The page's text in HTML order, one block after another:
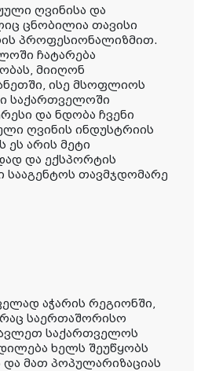
ღვინისა და
ცნობილია თავისი
პროფესიონალიზმით.
ჩატარება
მიიღონ
ისე მსოფლიოს
საქართველოში
და ნდობა ჩვენი
ღვინის ინდუსტრიის
ეს არის მეტი
და ექსპორტის
სააგენტოს თავმჯდომარე
აჭარის რეგიონში,
რაც საერთაშორისო
საქართველოს
ხელს შეუწყობს
მათ პოპულარიზაციას